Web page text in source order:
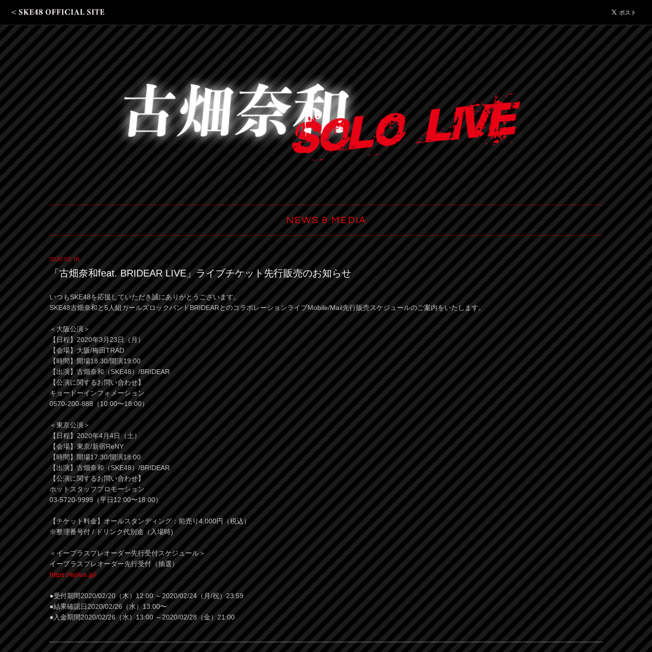
NEWS & MEDIA
2020.02.18
「古畑奈和feat. BRIDEAR LIVE」ライブチケット先行販売のお知らせ
いつもSKE48を応援していただき誠にありがとうございます。
SKE48古畑奈和と5人組ガールズロックバンドBRIDEARとのコラボレーションライブMobile/Mail先行販売スケジュールのご案内をいたします。
＜大阪公演＞
【日程】2020年3月23日（月）
【会場】大阪/梅田TRAD
【時間】開場18:30/開演19:00
【出演】古畑奈和（SKE48）/BRIDEAR
【公演に関するお問い合わせ】
キョードーインフォメーション
0570-200-888（10:00〜18:00）
＜東京公演＞
【日程】2020年4月4日（土）
【会場】東京/新宿ReNY
【時間】開場17:30/開演18:00
【出演】古畑奈和（SKE48）/BRIDEAR
【公演に関するお問い合わせ】
ホットスタッフプロモーション
03-5720-9999（平日12:00〜18:00）
【チケット料金】オールスタンディング：前売り4,000円（税込）
※整理番号付 / ドリンク代別途（入場時)
＜イープラスプレオーダー先行受付スケジュール＞
イープラスプレオーダー先行受付（抽選）
https://eplus.jp/
●受付期間2020/02/20（木）12:00 ～2020/02/24（月/祝）23:59
●結果確認日2020/02/26（水）13:00〜
●入金期間2020/02/26（水）13:00 ～2020/02/28（金）21:00